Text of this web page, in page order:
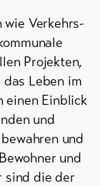
Verkehrs-
Projekten,
Leben im
einen Einblick
und
und
und
sind die der